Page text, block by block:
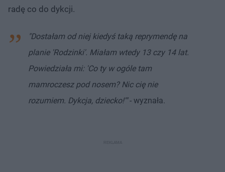
radę co do dykcji.
"Dostałam od niej kiedyś taką reprymendę na
planie 'Rodzinki'. Miałam wtedy 13 czy 14 lat.
Powiedziała mi: 'Co ty w ogóle tam
mamroczesz pod nosem? Nic cię nie
rozumiem. Dykcja, dziecko!'"- wyznała.